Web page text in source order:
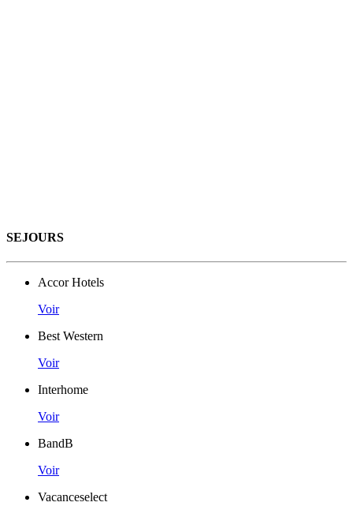
SEJOURS
Accor Hotels
Voir
Best Western
Voir
Interhome
Voir
BandB
Voir
Vacanceselect